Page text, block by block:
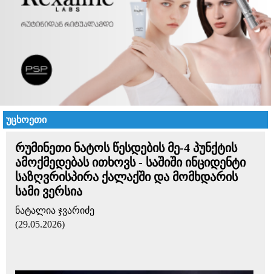
უცხოეთი
რუმინეთი ნატოს წესდების მე-4 პუნქტის
ამოქმედებას ითხოვს - საშიში ინციდენტი
საზღვრისპირა ქალაქში და მომხდარის
სამი ვერსია
ნატალია ჯვარიძე
(29.05.2026)